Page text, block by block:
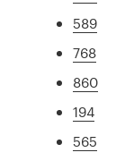
589
768
860
194
565